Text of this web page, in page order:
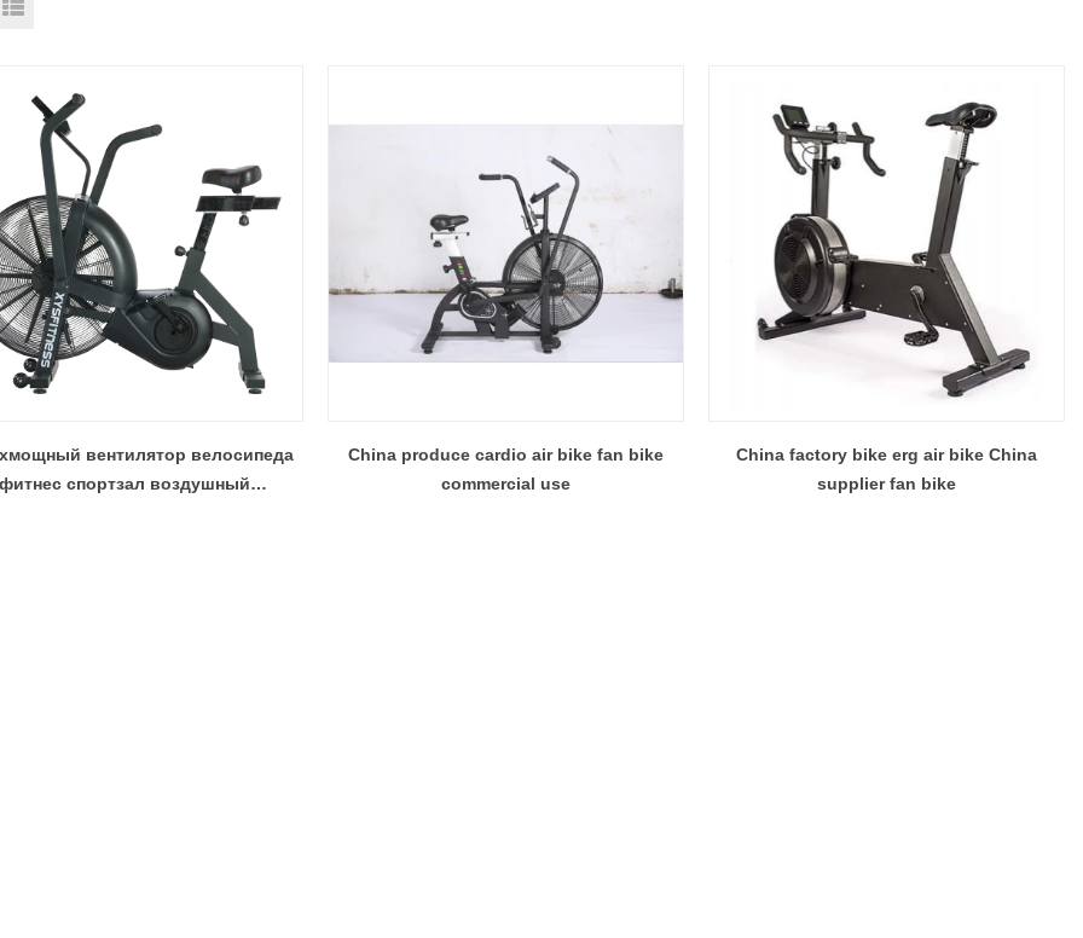
вентилятор велосипеда
фитнес спортзал воздушный
China produce cardio air bike fan bike
commercial use
China factory bike erg air bike China
supplier fan bike